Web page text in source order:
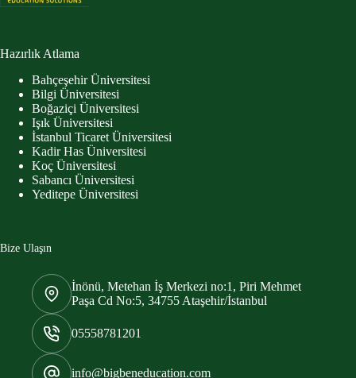
Hazırlık Atlama
Bahçeşehir Üniversitesi
Bilgi Üniversitesi
Boğaziçi Üniversitesi
Işık Üniversitesi
İstanbul Ticaret Üniversitesi
Kadir Has Üniversitesi
Koç Üniversitesi
Sabancı Üniversitesi
Yeditepe Üniversitesi
Bize Ulaşın
İnönü, Metehan İş Merkezi no:1, Piri Mehmet
Paşa Cd No:5, 34755 Ataşehir/İstanbul
05558781201
info@bigbeneducation.com